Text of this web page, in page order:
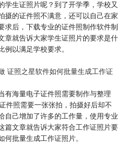
学生证照片呢？到了开学季，学校又
摄的证件照不满意，还可以自己在家
求后，下载专业的证件照制作软件制
章就告诉大家学生证照片的要求是什
例以满足学校要求。
证照之星软件如何批量生成工作证
有海量电子证件照需要制作与整理
件照需要一张张拍，拍摄好后却不
自己增加了许多的工作量，使用专业
篇文章就告诉大家符合工作证照片要
批量生成工作证照片。